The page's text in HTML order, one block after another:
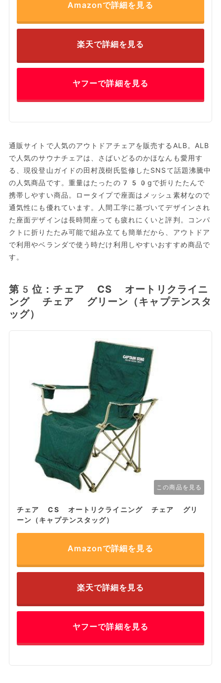
Amazonで詳細を見る
楽天で詳細を見る
ヤフーで詳細を見る
通販サイトで人気のアウトドアチェアを販売するALB。ALB
で人気のサウナチェアは、さばいどるのかほなんも愛用す
る、現役登山ガイドの田村茂樹氏監修したSNSて話題沸騰中
の人気商品です。重量はたったの750gで折りたたんで
携帯しやすい商品。ロータイプで座面はメッシュ素材なので
通気性にも優れています。人間工学に基づいてデザインされ
た座面デザインは長時間座っても疲れにくいと評判。コンパ
クトに折りたたみ可能で組み立ても簡単だから、アウトドア
で利用やベランダで使う時だけ利用しやすいおすすめ商品で
す。
第5位：チェア CS オートリクライニ
ング チェア グリーン（キャプテンスタ
ッグ）
この商品を見る
チェア CS オートリクライニング チェア グリ
ーン（キャプテンスタッグ）
Amazonで詳細を見る
楽天で詳細を見る
ヤフーで詳細を見る